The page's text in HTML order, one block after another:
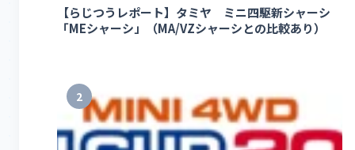
【らじつうレポート】タミヤ ミニ四駆新シャーシ
「MEシャーシ」（MA/VZシャーシとの比較あり）
2